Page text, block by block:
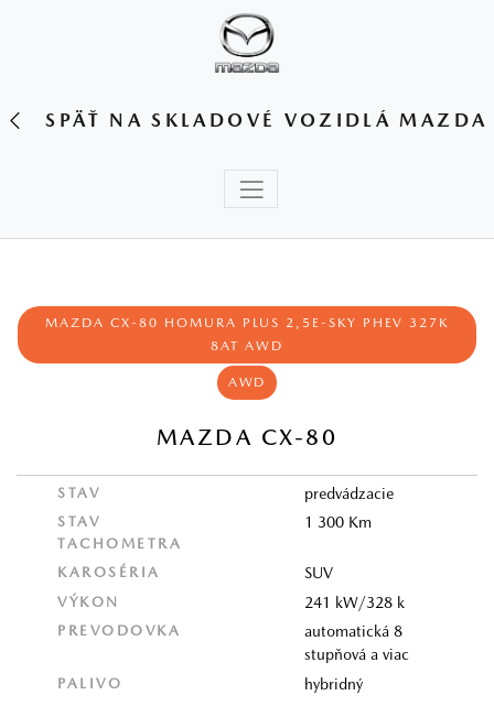
SPÄŤ NA SKLADOVÉ VOZIDLÁ MAZDA
MAZDA CX-80 HOMURA PLUS 2,5E-SKY PHEV 327K
8AT AWD
AWD
MAZDA CX-80
STAV predvádzacie
STAV
TACHOMETRA
1 300 Km
KAROSÉRIA SUV
VÝKON 241 kW/328 k
PREVODOVKA
automatická 8
stupňová a viac
PALIVO hybridný